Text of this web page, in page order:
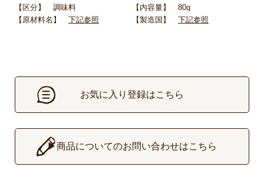
【区分】 調味料
【内容量】 80g
【原材料名】 下記参照 【製造国】 下記参照
お気に入り登録はこちら
▶商品についてのお問い合わせはこちら